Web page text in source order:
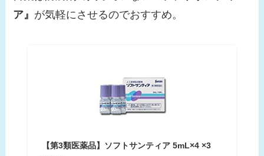
ア』 が気軽にさせるのでおすすめ。
【第3類医薬品】ソフトサンティア 5mL×4 ×3